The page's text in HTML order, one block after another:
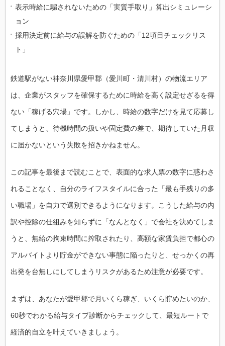
表示時給に騙されないための「実質手取り」算出シミュレーシ
ョン
採用決定前に給与の誤解を防ぐための「12項目チェックリス
ト」
鉄道駅がない神奈川県愛甲郡（愛川町・清川村）の物流エリア
は、企業がスタッフを確保するために時給を高く設定せざるを得
ない「稼げる穴場」です。しかし、時給の数字だけを見て応募し
てしまうと、待機時間の扱いや固定費の差で、期待していた月収
に届かないという失敗を招きかねません。
この記事を最後まで読むことで、表面的な求人票の数字に惑わさ
れることなく、自分のライフスタイルに合った「最も手残りの多
い職場」を自力で選別できるようになります。こうした給与の内
訳や控除の仕組みを知らずに「なんとなく」で会社を決めてしま
うと、無給の拘束時間に搾取されたり、高額な家賃負担で都心の
アルバイトより貯金ができない事態に陥ったりと、せっかくの再
出発を台無しにしてしまうリスクがあるため注意が必要です。
まずは、あなたが愛甲郡で月いくら稼ぎ、いくら貯めたいのか、
60秒でわかる給与タイプ診断からチェックして、最短ルートで
経済的自立を叶えていきましょう。